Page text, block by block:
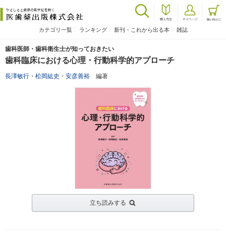
カテゴリ一覧 ランキング 新刊・これから出る本 雑誌
歯科医師・歯科衛生士が知っておきたい
歯科臨床における心理・行動科学的アプローチ
長澤敏行 ・ 松岡紘史 ・ 安彦善裕 編著
立ち読みする